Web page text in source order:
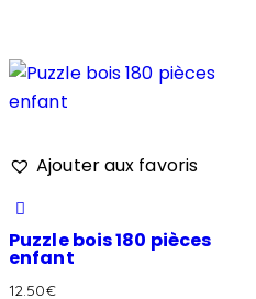
Ajouter aux favoris
Puzzle bois 180 pièces
enfant
12.50€